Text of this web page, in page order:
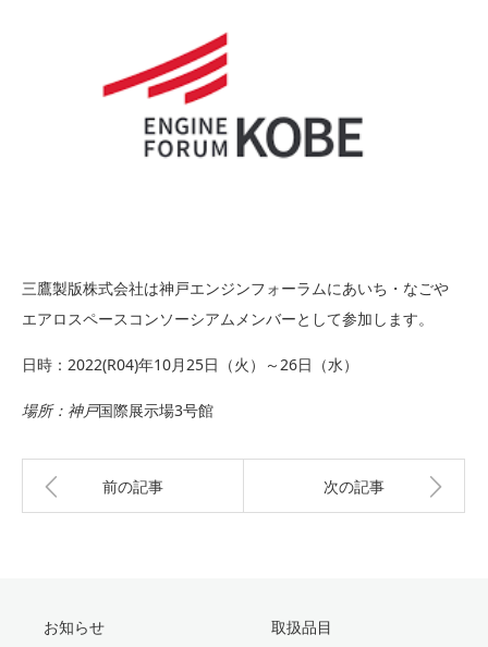
三鷹製版株式会社は神戸エンジンフォーラムにあいち・なごや
エアロスペースコンソーシアムメンバーとして参加します。
日時：2022(R04)年10月25日（火）～26日（水）
場所：神戸国際展示場3号館
前の記事 次の記事
お知らせ 取扱品目